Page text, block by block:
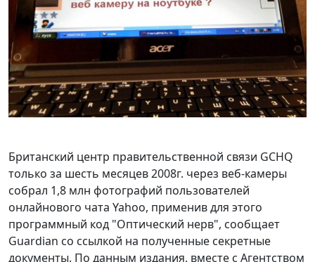
Британский центр правительственной связи GCHQ
только за шесть месяцев 2008г. через веб-камеры
собрал 1,8 млн фотографий пользователей
онлайнового чата Yahoo, применив для этого
программный код "Оптический нерв", сообщает
Guardian со ссылкой на полученные секретные
документы. По данным издания, вместе с Агентством